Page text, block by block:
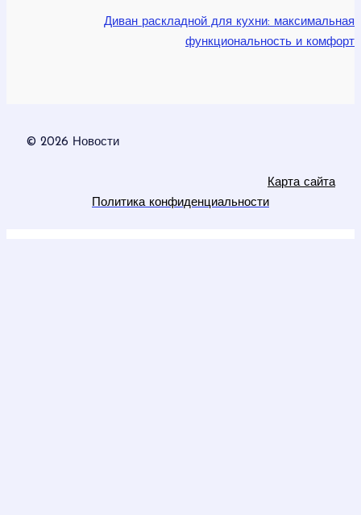
Диван раскладной для кухни: максимальная
функциональность и комфорт
© 2026 Новости
Карта сайта
Политика конфиденциальности